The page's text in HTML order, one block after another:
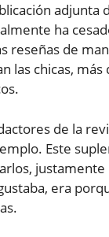
adjunta
ha
reseñas de
las chicas,
de la
Este
era